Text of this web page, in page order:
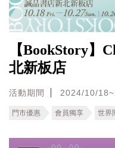
【BookStory】
北新板店
活動期間 2024/10/
門市優惠 會員獨享 世界